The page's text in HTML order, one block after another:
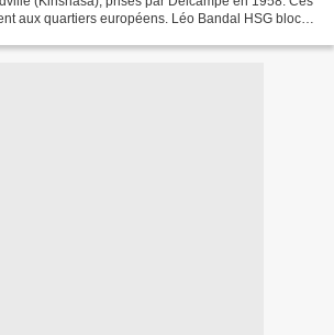
aux quartiers européens. Léo Bandal HSG blocs